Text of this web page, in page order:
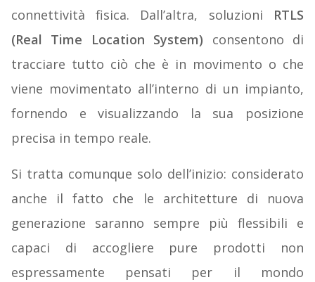
connettività fisica. Dall’altra, soluzioni RTLS
(Real Time Location System) consentono di
tracciare tutto ciò che è in movimento o che
viene movimentato all’interno di un impianto,
fornendo e visualizzando la sua posizione
precisa in tempo reale.
Si tratta comunque solo dell’inizio: considerato
anche il fatto che le architetture di nuova
generazione saranno sempre più flessibili e
capaci di accogliere pure prodotti non
espressamente pensati per il mondo